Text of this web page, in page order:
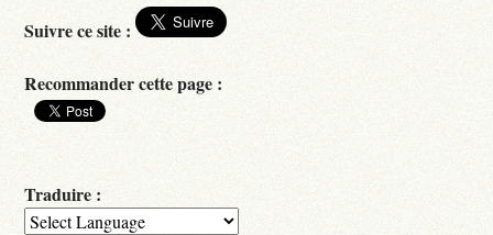
Suivre ce site :
Recommander cette page :
Traduire :